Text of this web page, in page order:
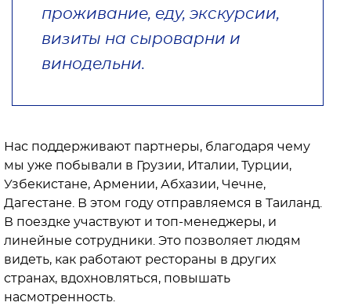
проживание, еду, экскурсии,
визиты на сыроварни и
винодельни.
Нас поддерживают партнеры, благодаря чему
мы уже побывали в Грузии, Италии, Турции,
Узбекистане, Армении, Абхазии, Чечне,
Дагестане. В этом году отправляемся в Таиланд.
В поездке участвуют и топ-менеджеры, и
линейные сотрудники. Это позволяет людям
видеть, как работают рестораны в других
странах, вдохновляться, повышать
насмотренность.